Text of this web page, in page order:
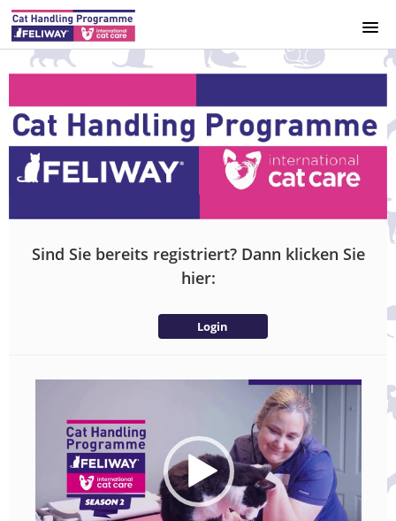
HOME
KURSKATALOG
IMPRESSUM
ACCESS
Sind Sie bereits registriert? Dann klicken Sie
hier:
Login